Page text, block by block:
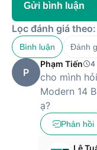
Thiết kế hiện
Laptop Asus X515
36 x 23.5 x 1.99cm.
màu bạc nổi bật,
nhẹ trên một chiếc
chuyển cùng thiết bị
Gửi bình luận
Lọc đánh giá theo:
Bình luận Đánh
P
Phạm Tiến 4
cho mình
Modern 14
ạ?
Phản hồi
Lê